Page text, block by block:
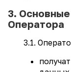
3.
Оператора
3.1.